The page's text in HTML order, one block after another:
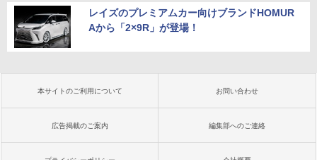
レイズのプレミアムカー向けブランドHOMUR
Aから「2×9R」が登場！
本サイトのご利用について お問い合わせ
広告掲載のご案内 編集部へのご連絡